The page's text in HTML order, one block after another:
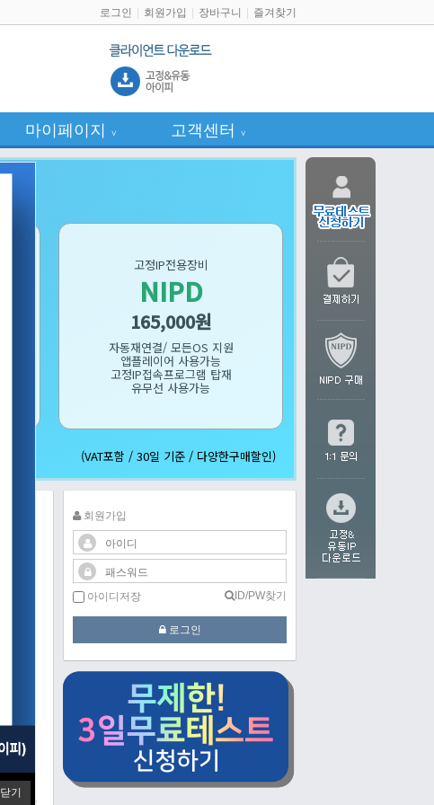
닫기
로그인 회원가입 장바구니 즐겨찾기
마이페이지 ∨ 고객센터 ∨
(VAT포함 / 30일 기준 / 다양한구매할인)
고정IP전용장비
NIPD
165,000원
자동재연결/ 모든OS 지원
앱플레이어 사용가능
고정IP접속프로그램 탑재
유무선 사용가능
회원가입
아이디저장 ID/PW찾기
로그인